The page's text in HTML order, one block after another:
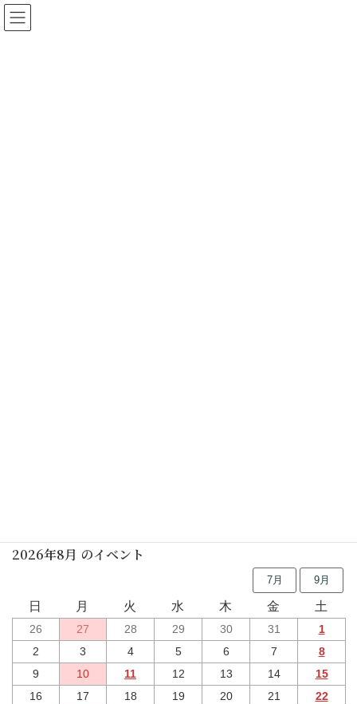
2026年8月 のイベント
7月 9月
日 月 火 水 木 金 土
26 27 28 29 30 31
1
2
3 4 5 6 7
8
9
10 11 12 13 14
15
16
17 18 19 20 21
22